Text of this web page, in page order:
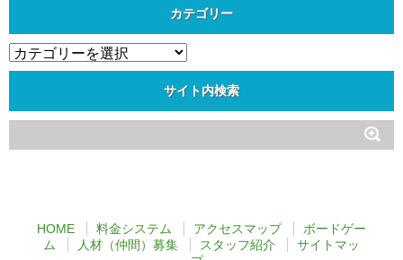
カテゴリー
カ
テ
サイト内検索
HOME 料金システム アクセスマップ
ボードゲー
ム
人材（仲間）募集 スタッフ紹介
サイトマッ